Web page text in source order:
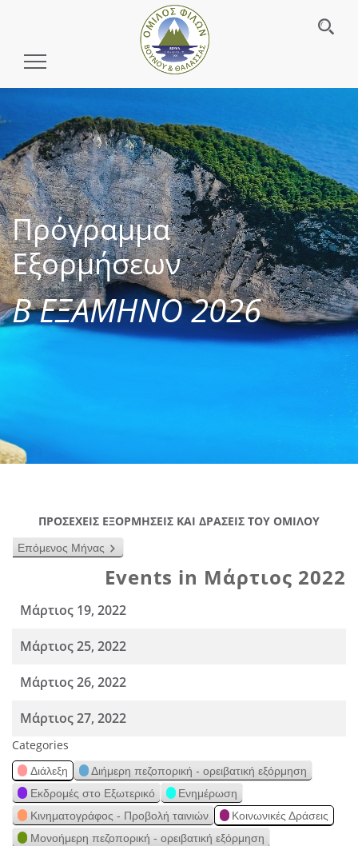
Toggle
Πρόγραμμα
Εξορμήσεων
Β ΕΞΑΜΗΝΟ 2026
ΠΡΟΣΕΧΕΙΣ ΕΞΟΡΜΗΣΕΙΣ ΚΑΙ ΔΡΑΣΕΙΣ ΤΟΥ ΟΜΙΛΟΥ
Επόμενος Μήνας
Events in Μάρτιος 2022
Μάρτιος 19, 2022
Μάρτιος 25, 2022
Μάρτιος 26, 2022
Μάρτιος 27, 2022
Categories
Διάλεξη
Διήμερη πεζοπορική - ορειβατική εξόρμηση
Εκδρομές στο Εξωτερικό
Ενημέρωση
Κινηματογράφος - Προβολή ταινιών
Κοινωνικές Δράσεις
Μονοήμερη πεζοπορική - ορειβατική εξόρμηση